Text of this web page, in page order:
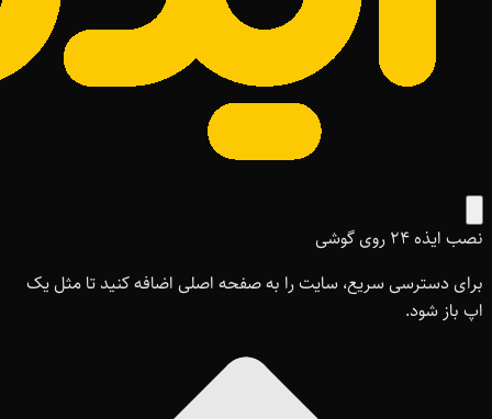
نصب ایذه ۲۴ روی گوشی
برای دسترسی سریع، سایت را به صفحه اصلی اضافه کنید تا مثل یک
اپ باز شود.